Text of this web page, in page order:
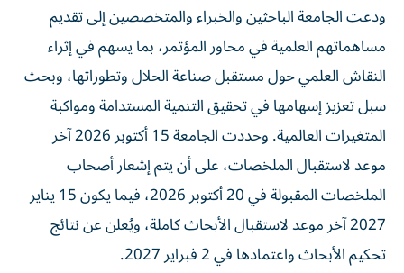
ودعت الجامعة الباحثين والخبراء والمتخصصين إلى تقديم
مساهماتهم العلمية في محاور المؤتمر، بما يسهم في إثراء
النقاش العلمي حول مستقبل صناعة الحلال وتطوراتها، وبحث
سبل تعزيز إسهامها في تحقيق التنمية المستدامة ومواكبة
المتغيرات العالمية. وحددت الجامعة 15 أكتوبر 2026 آخر
موعد لاستقبال الملخصات، على أن يتم إشعار أصحاب
الملخصات المقبولة في 20 أكتوبر 2026، فيما يكون 15 يناير
2027 آخر موعد لاستقبال الأبحاث كاملة، ويُعلن عن نتائج
تحكيم الأبحاث واعتمادها في 2 فبراير 2027.